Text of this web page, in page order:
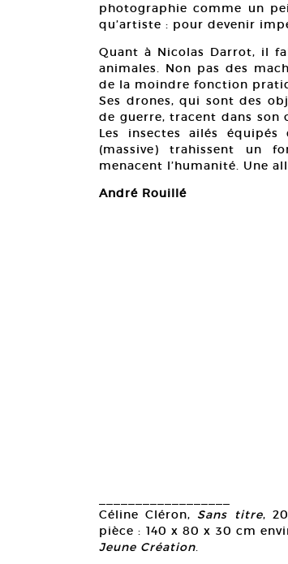
photographie comme un
qu’artiste : pour devenir
Quant à Nicolas Darrot, il
animales. Non pas des
de la moindre fonction
Ses drones, qui sont des
de guerre, tracent dans son
Les insectes ailés
(massive) trahissent un
menacent l’humanité. Une
André Rouillé
Céline Cléron, Sans titre,
pièce : 140 x 80 x 30 cm
Jeune Création.